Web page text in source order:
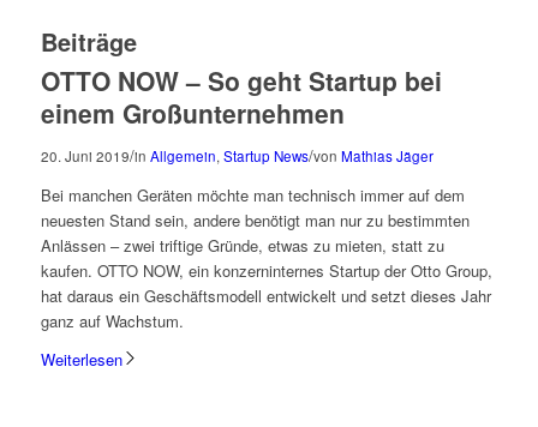
Beiträge
OTTO NOW – So geht Startup bei
einem Großunternehmen
20. Juni 2019/in Allgemein, Startup News/von Mathias Jäger
Bei manchen Geräten möchte man technisch immer auf dem
neuesten Stand sein, andere benötigt man nur zu bestimmten
Anlässen – zwei triftige Gründe, etwas zu mieten, statt zu
kaufen. OTTO NOW, ein konzerninternes Startup der Otto Group,
hat daraus ein Geschäftsmodell entwickelt und setzt dieses Jahr
ganz auf Wachstum.
Weiterlesen